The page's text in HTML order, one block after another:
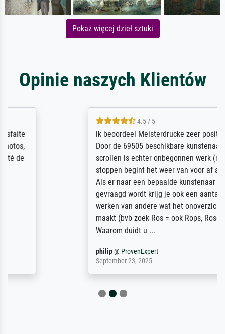
Pokaż więcej dzieł sztuki
Opinie naszych Klientów
4.5 / 5
ik beoordeel Meisterdrucke zeer positief.
Door de 69505 beschikbare kunstenaars
scrollen is echter onbegonnen werk (na
stoppen begint het weer van voor af aan).
Als er naar een bepaalde kunstenaar
gevraagd wordt krijg je ook een aantal
werken van andere wat het onoverzichtelijk
maakt (bvb zoek Ros = ook Rops, Rose etc).
Waarom duidt u ...
ProvenExpert
September 23, 2025